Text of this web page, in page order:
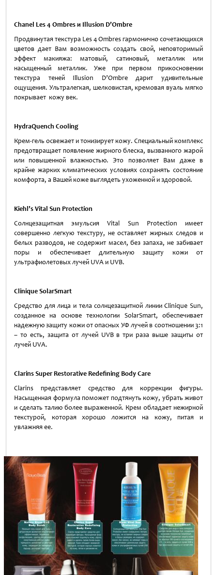
Chanel Les 4 Ombresи Illusion D’Ombre
Продвинутая текстура Les 4 Ombres гармонично сочетающихся
цветов дает Вам возможность создать свой, неповторимый
эффект макияжа: матовый, сатиновый, металлик или
насыщенный металлик. Уже при первом прикосновении
текстура теней Illusion D’Ombre дарит удивительные
ощущения. Ультралегкая, шелковистая, кремовая вуаль мягко
покрывает кожу век.
HydraQuench Cooling
Крем-гель освежает и тонизирует кожу. Специальный комплекс
предотвращает появление жирного блеска, вызванного жарой
или повышенной влажностью. Это позволяет Вам даже в
крайне жарких климатических условиях сохранять состояние
комфорта, а Вашей коже выглядеть ухоженной и здоровой.
Kiehl’sVital Sun Protection
Солнцезащитная эмульсия Vital Sun Protection имеет
совершенно легкую текстуру, не оставляет жирных следов и
белых разводов, не содержит масел, без запаха, не забивает
поры и обеспечивает длительную защиту кожи от
ультрафиолетовых лучей UVA и UVB.
Clinique SolarSmart
Cредство для лица и тела солнцезащитной линии Clinique Sun,
созданное на основе технологии SolarSmart, обеспечивает
надежную защиту кожи от опасных УФ лучей в соотношении 3:1
– то есть, защита от лучей UVB в три раза выше защиты от
лучей UVA.
Clarins Super Restorative Redefining Body Care
Clarins представляет средство для коррекции фигуры.
Насыщенная формула поможет подтянуть кожу, убрать живот
и сделать талию более выраженной. Крем обладает нежирной
текстурой, которая хорошо ложится на кожу, питая и
увлажняя ее.